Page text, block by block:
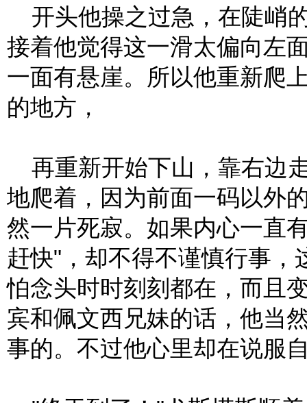
开头他操之过急，在陡峭
接着他觉得这一滑太偏向
一面有悬崖。所以他重新爬
的地方，
再重新开始下山，靠右边
地爬着，因为前面一码以外
然一片死寂。如果内心一直
赶快"，却不得不谨慎行事
怕念头时时刻刻都在，而且
宾和佩文西兄妹的话，他当
事的。不过他心里却在说服